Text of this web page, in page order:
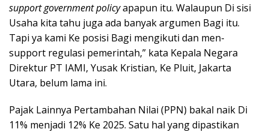
support government policyapapun itu. Walaupun Di sisi
Usaha kita tahu juga ada banyak argumen Bagi itu.
Tapi ya kami Ke posisi Bagi mengikuti dan men-
support regulasi pemerintah,” kata Kepala Negara
Direktur PT IAMI, Yusak Kristian, Ke Pluit, Jakarta
Utara, belum lama ini.
Pajak Lainnya Pertambahan Nilai (PPN) bakal naik Di
11% menjadi 12% Ke 2025. Satu hal yang dipastikan